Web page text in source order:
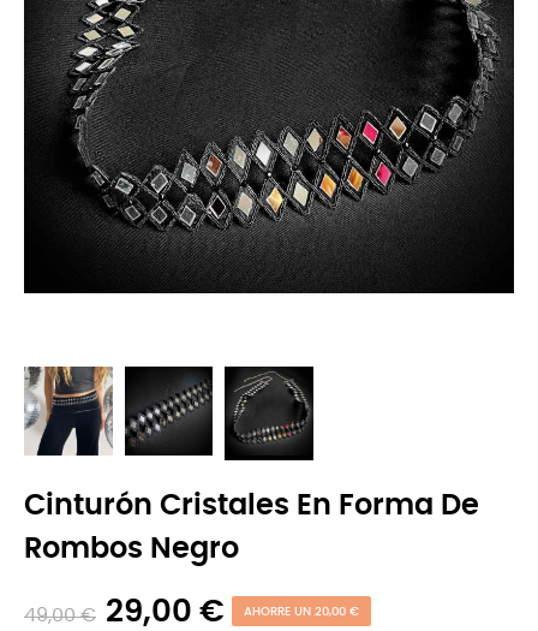
Cinturón Cristales En Forma De
Rombos Negro
49,00 € 29,00 € AHORRE UN 20,00 €